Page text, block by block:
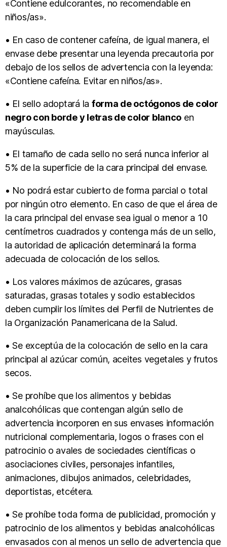
«Contiene edulcorantes, no recomendable en
niños/as».
• En caso de contener cafeína, de igual manera, el
envase debe presentar una leyenda precautoria por
debajo de los sellos de advertencia con la leyenda:
«Contiene cafeína. Evitar en niños/as».
• El sello adoptará la forma de octógonos de color
negro con borde y letras de color blanco en
mayúsculas.
• El tamaño de cada sello no será nunca inferior al
5% de la superficie de la cara principal del envase.
• No podrá estar cubierto de forma parcial o total
por ningún otro elemento. En caso de que el área de
la cara principal del envase sea igual o menor a 10
centímetros cuadrados y contenga más de un sello,
la autoridad de aplicación determinará la forma
adecuada de colocación de los sellos.
• Los valores máximos de azúcares, grasas
saturadas, grasas totales y sodio establecidos
deben cumplir los límites del Perfil de Nutrientes de
la Organización Panamericana de la Salud.
• Se exceptúa de la colocación de sello en la cara
principal al azúcar común, aceites vegetales y frutos
secos.
• Se prohíbe que los alimentos y bebidas
analcohólicas que contengan algún sello de
advertencia incorporen en sus envases información
nutricional complementaria, logos o frases con el
patrocinio o avales de sociedades científicas o
asociaciones civiles, personajes infantiles,
animaciones, dibujos animados, celebridades,
deportistas, etcétera.
• Se prohíbe toda forma de publicidad, promoción y
patrocinio de los alimentos y bebidas analcohólicas
envasados con al menos un sello de advertencia que